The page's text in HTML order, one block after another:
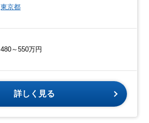
東京都
480～550万円
詳しく見る